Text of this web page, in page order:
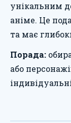
унікальним
аніме. Це
та має
Порада:
або